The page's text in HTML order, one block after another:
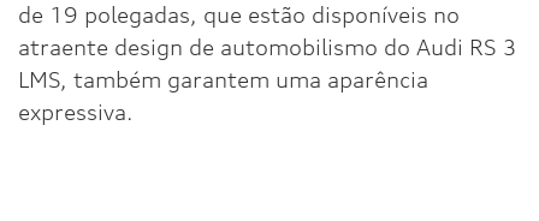
de 19 polegadas, que estão disponíveis no
atraente design de automobilismo do Audi RS 3
LMS, também garantem uma aparência
expressiva.